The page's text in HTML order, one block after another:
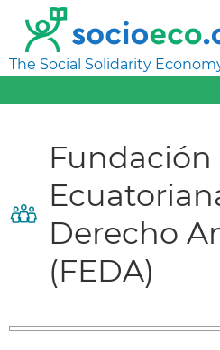
The Social Solidarity
Fundación
Derecho
(FEDA)